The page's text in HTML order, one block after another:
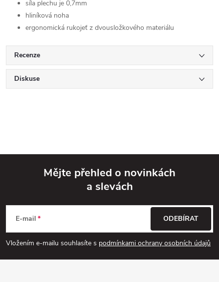
síla plechu je 0,7mm
hliníková noha
ergonomická rukojeť z dvousložkového materiálu
Recenze
Diskuse
p
a
Mějte přehled o novinkách
a slevách
E-mail
Vložením e-mailu souhlasíte s podmínkami ochrany osobních údajů
ODEBÍRAT